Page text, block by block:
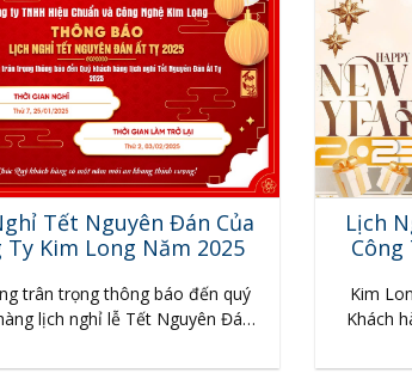
Tết Nguyên Đán Của
Ty Kim Long Năm 2025
trân trọng thông báo đến quý
lịch nghỉ lễ Tết Nguyên Đán
kính chúc Quý khách hàng luôn
Lịch
Công
Kim
Khách
chúng